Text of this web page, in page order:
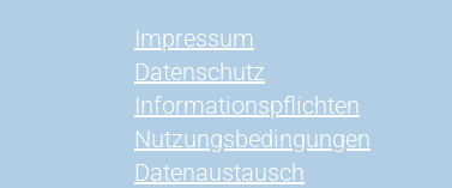
Impressum
Datenschutz
Informationspflichten
Nutzungsbedingungen
Datenaustausch